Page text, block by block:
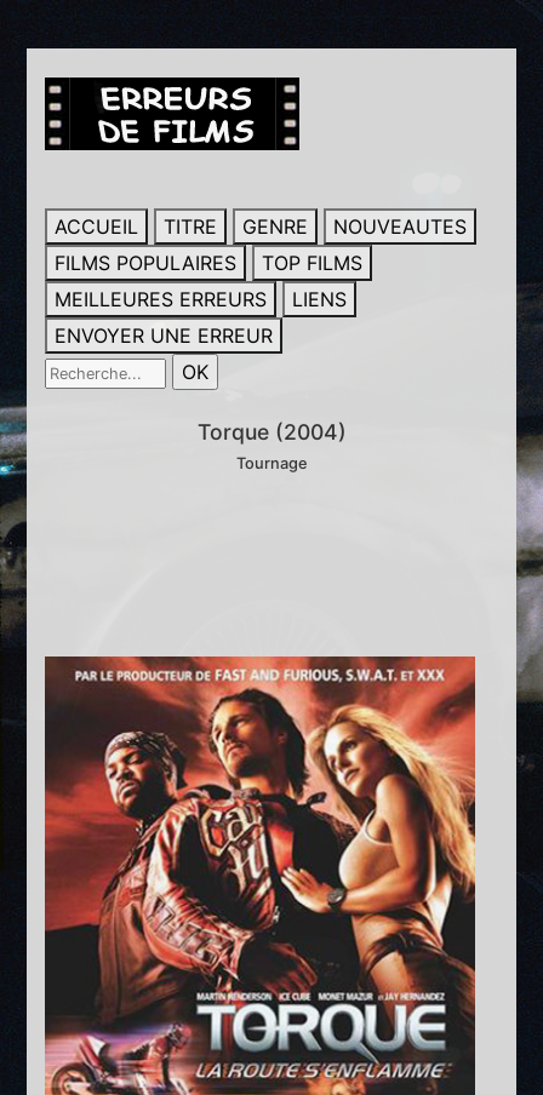
ACCUEIL TITRE GENRE
NOUVEAUTES
FILMS POPULAIRES
TOP FILMS
MEILLEURES ERREURS
LIENS
ENVOYER UNE ERREUR
Torque (2004)
Tournage